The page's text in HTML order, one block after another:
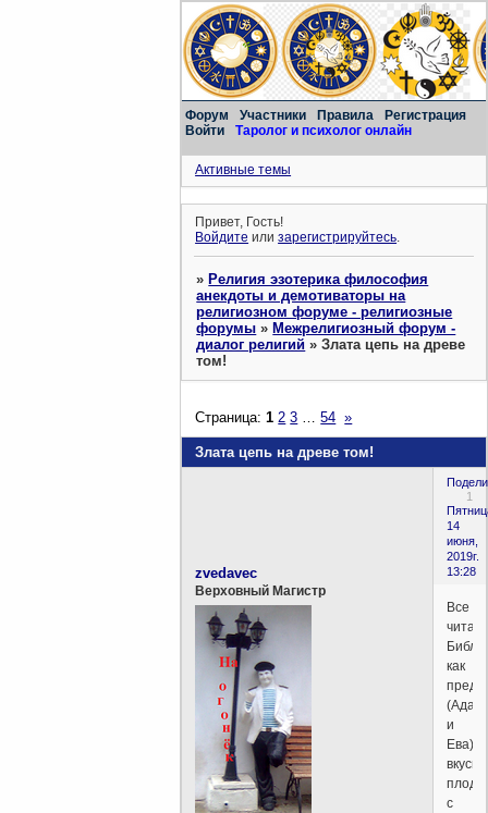
Форум Участники Правила
Регистрация
Войти
Таролог и психолог онлайн
Активные темы
Привет, Гость!
Войдите илизарегистрируйтесь.
»Религия эзотерика философия
анекдоты и демотиваторы на
религиозном форуме - религиозные
форумы »Межрелигиозный форум -
диалог религий »Злата цепь на древе
том!
Злата цепь на древе том!
Страница:1 2 3 54 »
1
14
июня,
2019г.
13:28
zvedavec
Верховный Магистр
Все
как
(Адам
и
Ева)
плод
с